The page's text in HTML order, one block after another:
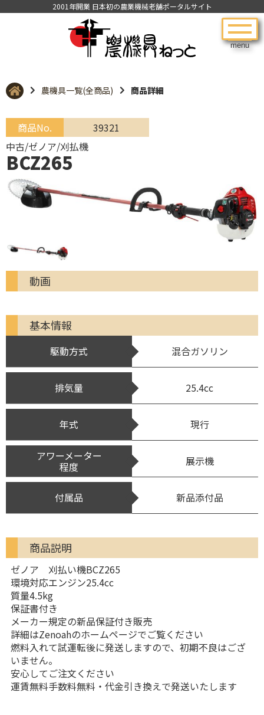
menu
2001年開業 日本初の農業機械老舗ポータルサイト
農機具一覧(全商品) 商品詳細
商品No.
39321
中古/ゼノア/刈払機
BCZ265
動画
基本情報
駆動方式 混合ガソリン
排気量 25.4cc
年式 現行
アワーメーター
程度 展示機
付属品 新品添付品
商品説明
ゼノア 刈払い機BCZ265
環境対応エンジン25.4cc
質量4.5kg
保証書付き
メーカー規定の新品保証付き販売
詳細はZenoahのホームページでご覧ください
燃料入れて試運転後に発送しますので、初期不良はござ
いません。
安心してご注文ください
運賃無料手数料無料・代金引き換えで発送いたします